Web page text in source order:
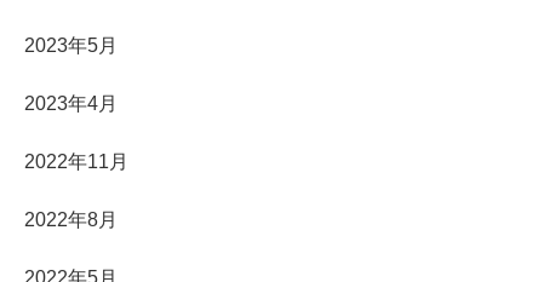
2023年5月
2023年4月
2022年11月
2022年8月